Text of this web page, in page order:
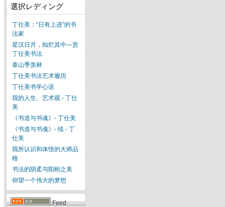
選択レディング
丁仕美：“日有上进”的书
法家
星汉日月，灿烂其中—赏
丁仕美书法
泰山季羡林
丁仕美书法艺术履历
丁仕美书学心语
我的人生、艺术观 - 丁仕
美
《书道与书魂》- 丁仕美
《书道与书魂》- 续 - 丁
仕美
我所认识和体悟的大师品
格
书法的阴柔与阳刚之美
仰望一个伟大的梦想
Feed